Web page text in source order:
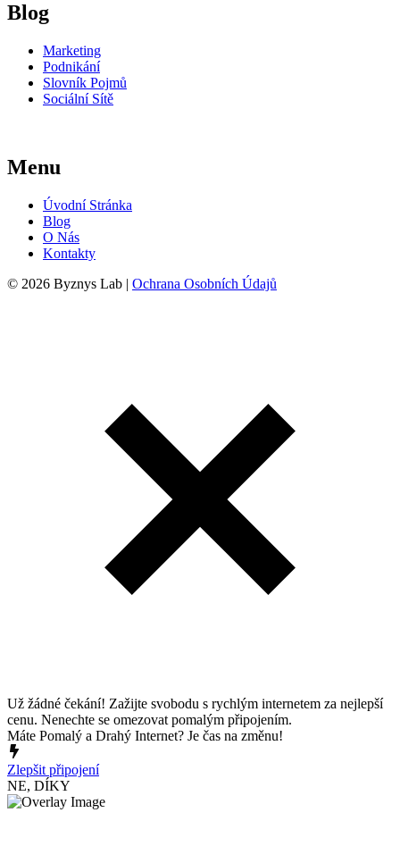
Blog
Marketing
Podnikání
Slovník Pojmů
Sociální Sítě
Menu
Úvodní Stránka
Blog
O Nás
Kontakty
© 2026 Byznys Lab | Ochrana Osobních Údajů
Už žádné čekání! Zažijte svobodu s rychlým internetem za nejlepší
cenu. Nenechte se omezovat pomalým připojením.
Máte Pomalý a Drahý Internet? Je čas na změnu!
Zlepšit připojení
NE, DÍKY